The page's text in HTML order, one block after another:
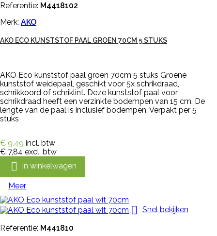
Referentie: M4418102
Merk: AKO
AKO ECO KUNSTSTOF PAAL GROEN 70CM 5 STUKS
AKO Eco kunststof paal groen 70cm 5 stuks Groene
kunststof weidepaal, geschikt voor 5x schrikdraad,
schrikkoord of schriklint. Deze kunststof paal voor
schrikdraad heeft een verzinkte bodempen van 15 cm. De
lengte van de paal is inclusief bodempen. Verpakt per 5
stuks
€ 9,49 incl. btw
€ 7,84 excl. btw
 In winkelwagen
Meer
 Snel bekijken
Referentie: M441810